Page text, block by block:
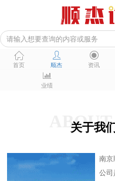
ꀇ
首页
ꄑ
顺杰
ꀉ
资讯
ꀄ
业绩
ABOUT
关于我们
南京
公司